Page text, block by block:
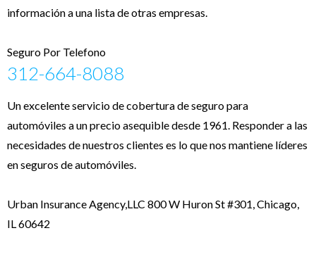
información a una lista de otras empresas.
Seguro Por Telefono
312-664-8088
Un excelente servicio de cobertura de seguro para
automóviles a un precio asequible desde 1961. Responder a las
necesidades de nuestros clientes es lo que nos mantiene líderes
en seguros de automóviles.
Urban Insurance Agency,LLC 800 W Huron St #301, Chicago,
IL 60642